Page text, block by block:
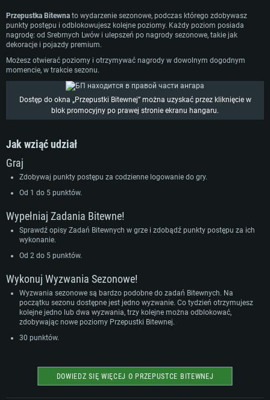
Pamięć: 16 GB
Karta graficzna: Karta obsługująca DirectX 11: Nvidia GeForce 1060 lub
lepsza, Radeon RX 570 lub lepsza
Dysk twardy: 62.2 GB (pełny klient)
Pamięć: 8 GB
Karta graficzna: Radeon Vega II lub lepsza
Połączenie sieciowe: Internet szerokopasmowy
Dysk twardy: 62.2 GB (pełny klient)
Pamięć: 16 GB
Karta graficzna: NVIDIA 1060 nowymi sterownikami (nie starsze niż 6
miesięcy) / podobna od AMD z nowymi sterownikami (nie starsze niż 6
miesięcy) (minimalna rozdzielczość to 720p) ze wsparciem Vulkan
Połączenie sieciowe: Internet szerokopasmowy
Dysk twardy: 62.2 GB (pełny klient)
Przepustka Bitewna to wydarzenie sezonowe, podczas którego zdobywasz
punkty postępu i odblokowujesz kolejne poziomy. Każdy poziom posiada
nagrodę: od Srebrnych Lwów i ulepszeń po nagrody sezonowe, takie jak
dekoracje i pojazdy premium.
Możesz otwierać poziomy i otrzymywać nagrody w dowolnym dogodnym
momencie, w trakcie sezonu.
Dostęp do okna „Przepustki Bitewnej” można uzyskać przez kliknięcie w
blok promocyjny po prawej stronie ekranu hangaru.
Jak wziąć udział
Graj
Zdobywaj punkty postępu za codzienne logowanie do gry.
Od 1 do 5 punktów.
Wypełniaj Zadania Bitewne!
Sprawdź opisy Zadań Bitewnych w grze i zdobądź punkty postępu za ich
wykonanie.
Od 2 do 5 punktów.
Wykonuj Wyzwania Sezonowe!
Wyzwania sezonowe są bardzo podobne do zadań Bitewnych. Na
początku sezonu dostępne jest jedno wyzwanie. Co tydzień otrzymujesz
kolejne jedno lub dwa wyzwania, trzy kolejne można odblokować,
zdobywając nowe poziomy Przepustki Bitewnej.
30 punktów.
DOWIEDZ SIĘ WIĘCEJ O PRZEPUSTCE BITEWNEJ